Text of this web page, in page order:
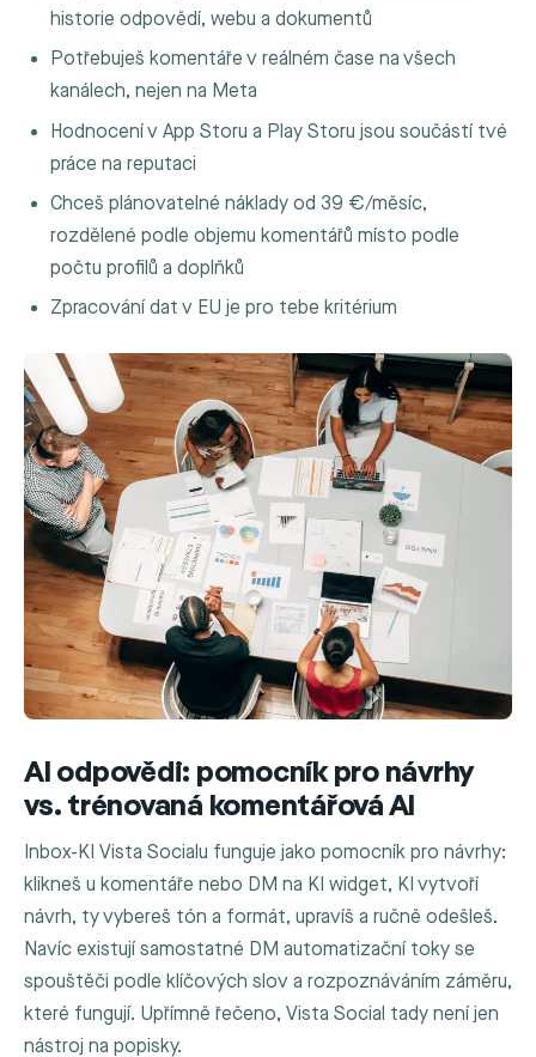
historie odpovědí, webu a dokumentů
Potřebuješ komentáře v reálném čase na všech
kanálech, nejen na Meta
Hodnocení v App Storu a Play Storu jsou součástí tvé
práce na reputaci
Chceš plánovatelné náklady od 39 €/měsíc,
rozdělené podle objemu komentářů místo podle
počtu profilů a doplňků
Zpracování dat v EU je pro tebe kritérium
AI odpovědi: pomocník pro návrhy
vs. trénovaná komentářová AI
Inbox-KI Vista Socialu funguje jako pomocník pro návrhy:
klikneš u komentáře nebo DM na KI widget, KI vytvoří
návrh, ty vybereš tón a formát, upravíš a ručně odešleš.
Navíc existují samostatné DM automatizační toky se
spouštěči podle klíčových slov a rozpoznáváním záměru,
které fungují. Upřímně řečeno, Vista Social tady není jen
nástroj na popisky.